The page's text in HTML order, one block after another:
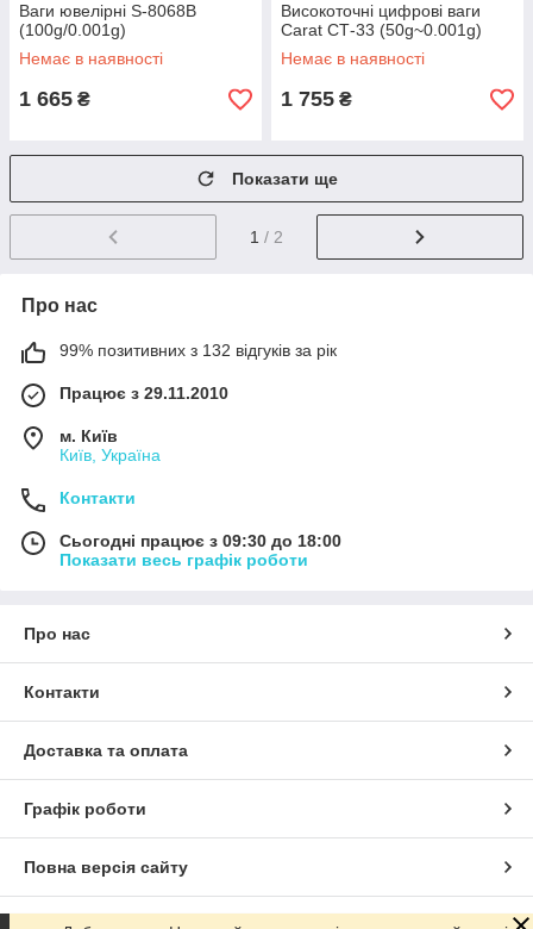
Ваги ювелірні S-8068B
(100g/0.001g)
Немає в наявності
1 665 ₴
Високоточні цифрові ваги
Carat СТ-33 (50g~0.001g)
Немає в наявності
1 755 ₴
Показати ще
1 / 2
Про нас
99% позитивних з 132 відгуків за рік
Працює з 29.11.2010
м. Київ
Київ, Україна
Контакти
Сьогодні працює з 09:30 до 18:00
Показати весь графік роботи
Про нас
Контакти
Доставка та оплата
Графік роботи
Повна версія сайту